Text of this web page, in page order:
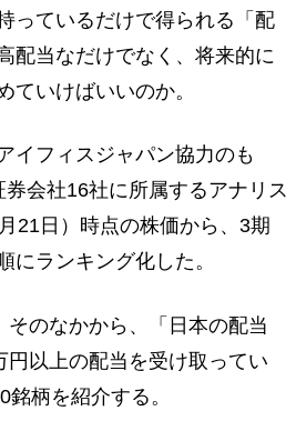
っているだけで得られる「配
配当なだけでなく、将来的に
ていけばいいのか。
イフィスジャパン協力のも
会社16社に所属するアナリス
21日）時点の株価から、3期
ランキング化した。
のなかから、「日本の配当
以上の配当を受け取ってい
柄を紹介する。